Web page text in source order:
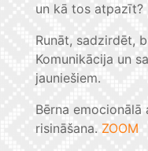
un kā tos atpazīt?
Runāt, sadzirdēt,
Komunikācija un
jauniešiem.
Bērna
risināšana. ZOOM